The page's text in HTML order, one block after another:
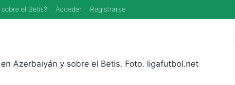
el Betis? Acceder Registrarse